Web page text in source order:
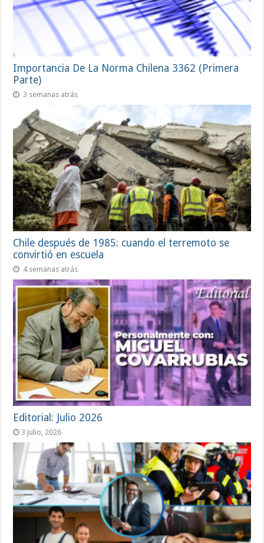
Importancia De La Norma Chilena 3362 (Primera
Parte)
3 semanas atrás
Chile después de 1985: cuando el terremoto se
convirtió en escuela
4 semanas atrás
Editorial: Julio 2026
3 julio, 2026